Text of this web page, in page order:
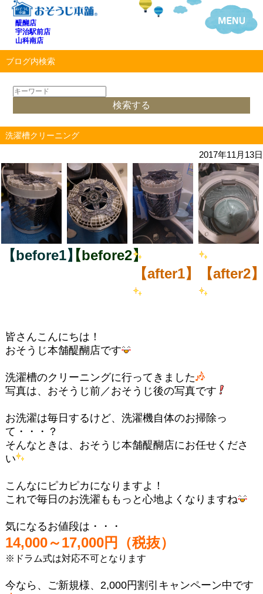
醍醐店
宇治駅前店
山科南店
ブログ内検索
洗濯槽クリーニング
2017年11月13日
【before1】【before2】
【after1】
【after2
皆さんこんにちは！
おそうじ本舗醍醐店です
洗濯槽のクリーニングに行ってきました
写真は、おそうじ前／おそうじ後の写真です
お洗濯は毎日するけど、洗濯機自体のお掃除っ
て・・・？
そんなときは、おそうじ本舗醍醐店にお任せくださ
い
こんなにピカピカになりますよ！
これで毎日のお洗濯ももっと心地よくなりますね
気になるお値段は・・・
14,000～17,000円（税抜）
※ドラム式は対応不可となります
今なら、ご新規様、2,000円割引キャンペーン中です